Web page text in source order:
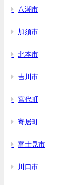
八潮市
加須市
北本市
吉川市
宮代町
寄居町
富士見市
川口市